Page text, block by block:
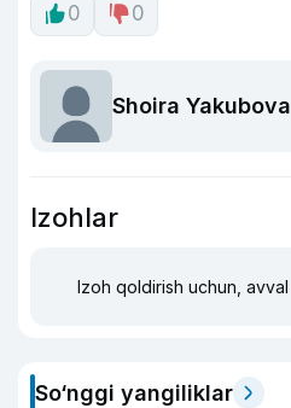
0 0
Shoira Yakubova
Izohlar
Izoh qoldirish uchun, avval
So‘nggi yangiliklar